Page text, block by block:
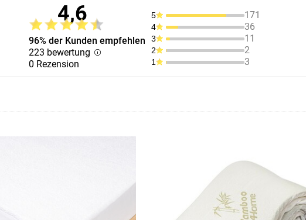
4,6
96% der Kunden empfehlen
223 bewertung
0 Rezension
5 171
4 36
3 11
2 2
1 3